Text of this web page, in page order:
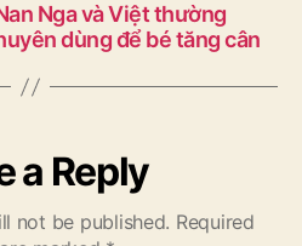
Nga và Việt thường
dùng để bé tăng cân
a Reply
not be published. Required